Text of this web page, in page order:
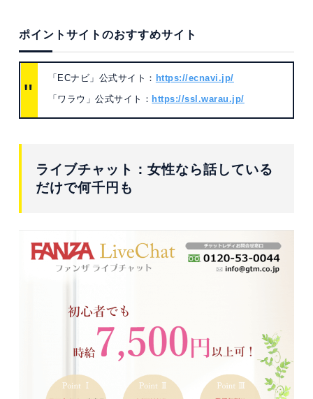
ポイントサイトのおすすめサイト
「ECナビ」公式サイト： https://ecnavi.jp/
「ワラウ」公式サイト： https://ssl.warau.jp/
ライブチャット：女性なら話している
だけで何千円も